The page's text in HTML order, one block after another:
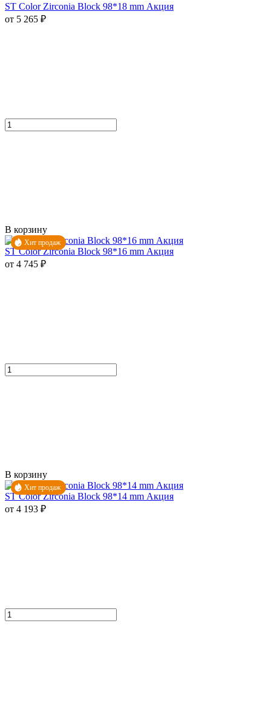
ST Color Zirconia Block 98*18 mm Акция
от 5 265 ₽
В корзину
Хит продаж
ST Color Zirconia Block 98*16 mm Акция
от 4 745 ₽
В корзину
Хит продаж
ST Color Zirconia Block 98*14 mm Акция
от 4 193 ₽